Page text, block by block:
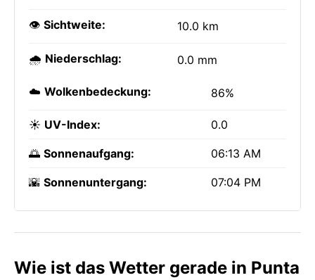
👁️ Sichtweite: 10.0 km
🌧️ Niederschlag: 0.0 mm
☁️ Wolkenbedeckung: 86%
☀️ UV-Index: 0.0
🌅 Sonnenaufgang: 06:13 AM
🌇 Sonnenuntergang: 07:04 PM
Wie ist das Wetter gerade in Punta